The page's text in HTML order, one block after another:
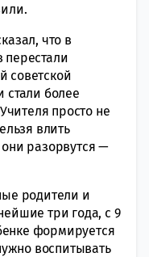
что в
советской
стали более
просто не
влить
разорвутся —
родители и
три года, с 9
формируется
воспитывать